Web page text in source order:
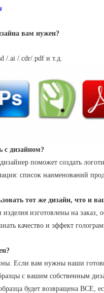
вам нужен?
/.ai /.cdr/.pdf и т.д.
дизайном?
поможет создать
список наименований
тот же дизайн, что и
изготовлены на заказ,
качество и эффект
Если вам нужны наши
с вашим собственным
будет возвращена ВСЕ,